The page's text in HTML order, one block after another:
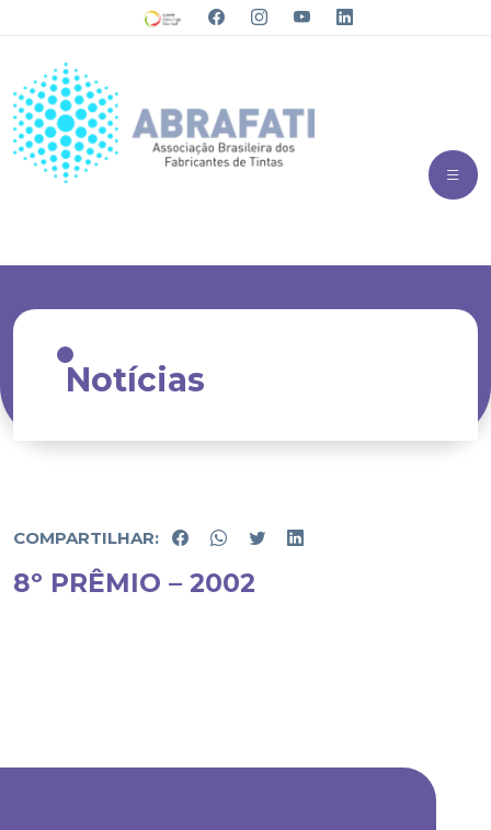
Notícias
COMPARTILHAR:
8º PRÊMIO – 2002